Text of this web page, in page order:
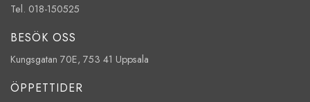
Tel. 018-150525
BESÖK OSS
Kungsgatan 70E, 753 41 Uppsala
ÖPPETTIDER